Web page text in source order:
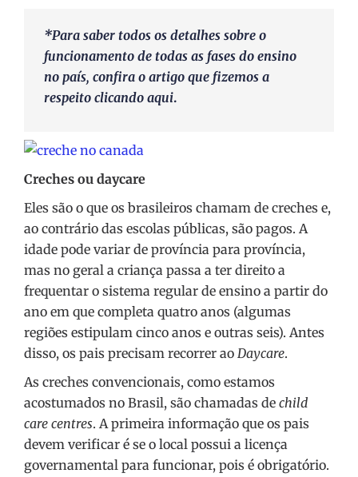
*Para saber todos os detalhes sobre o
funcionamento de todas as fases do ensino
no país, confira o artigo que fizemos a
respeito clicando aqui.
Creches ou daycare
Eles são o que os brasileiros chamam de creches e,
ao contrário das escolas públicas, são pagos. A
idade pode variar de província para província,
mas no geral a criança passa a ter direito a
frequentar o sistema regular de ensino a partir do
ano em que completa quatro anos (algumas
regiões estipulam cinco anos e outras seis). Antes
disso, os pais precisam recorrer ao Daycare.
As creches convencionais, como estamos
acostumados no Brasil, são chamadas de child
care centres. A primeira informação que os pais
devem verificar é se o local possui a licença
governamental para funcionar, pois é obrigatório.